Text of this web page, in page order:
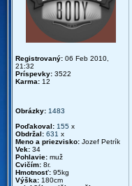
Registrovaný: 06 Feb 2010,
21:32
Príspevky: 3522
Karma: 12
Obrázky: 1483
Poďakoval: 155 x
Obdržal: 631 x
Meno a priezvisko: Jozef Petrík
Vek: 34
Pohlavie: muž
Cvičím: 8r.
Hmotnosť: 95kg
Výška: 180cm